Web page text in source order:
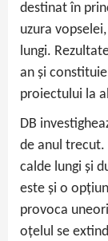
destinat în
uzura
lungi.
an și
proiectului la
DB
de anul
calde lungi și
este și o
provoca
oțelul se